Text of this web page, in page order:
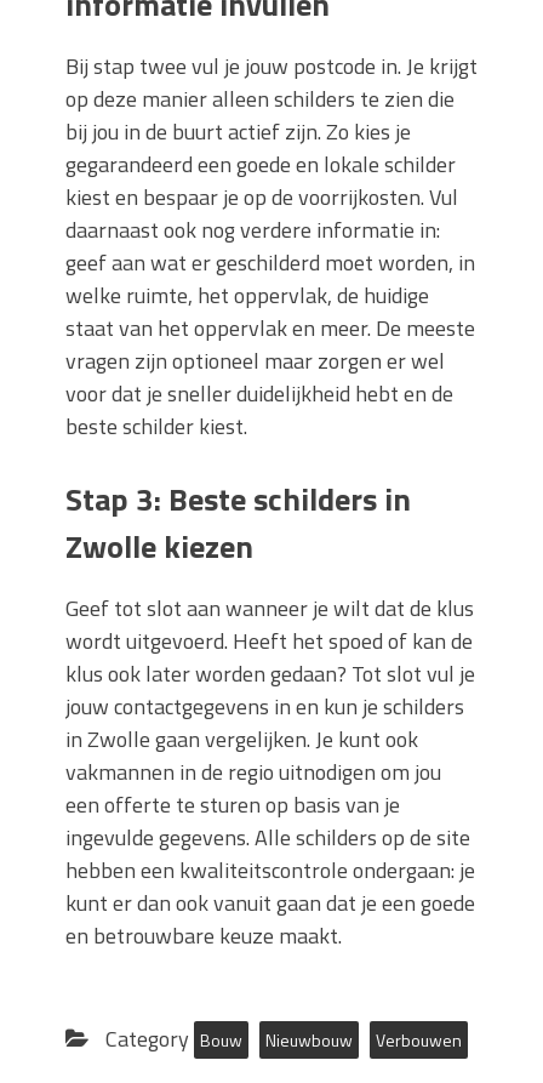
Bij stap twee vul je jouw postcode in. Je krijgt
op deze manier alleen schilders te zien die
bij jou in de buurt actief zijn. Zo kies je
gegarandeerd een goede en lokale schilder
kiest en bespaar je op de voorrijkosten. Vul
daarnaast ook nog verdere informatie in:
geef aan wat er geschilderd moet worden, in
welke ruimte, het oppervlak, de huidige
staat van het oppervlak en meer. De meeste
vragen zijn optioneel maar zorgen er wel
voor dat je sneller duidelijkheid hebt en de
beste schilder kiest.
Stap 3: Beste schilders in
Zwolle kiezen
Geef tot slot aan wanneer je wilt dat de klus
wordt uitgevoerd. Heeft het spoed of kan de
klus ook later worden gedaan? Tot slot vul je
jouw contactgegevens in en kun je schilders
in Zwolle gaan vergelijken. Je kunt ook
vakmannen in de regio uitnodigen om jou
een offerte te sturen op basis van je
ingevulde gegevens. Alle schilders op de site
hebben een kwaliteitscontrole ondergaan: je
kunt er dan ook vanuit gaan dat je een goede
en betrouwbare keuze maakt.
Category Bouw Nieuwbouw Verbouwen